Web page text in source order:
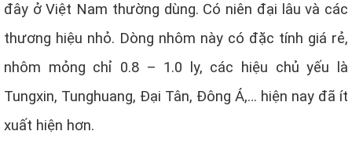
đây ở Việt Nam thường dùng. Có niên đại lâu và các
thương hiệu nhỏ. Dòng nhôm này có đặc tính giá rẻ,
nhôm mỏng chỉ 0.8 – 1.0 ly, các hiệu chủ yếu là
Tungxin, Tunghuang, Đại Tân, Đông Á,… hiện nay đã ít
xuất hiện hơn.